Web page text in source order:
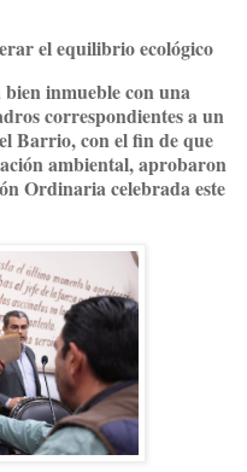
el equilibrio ecológico
inmueble con una
correspondientes a un
Barrio, con el fin de que
ambiental, aprobaron
Ordinaria celebrada este